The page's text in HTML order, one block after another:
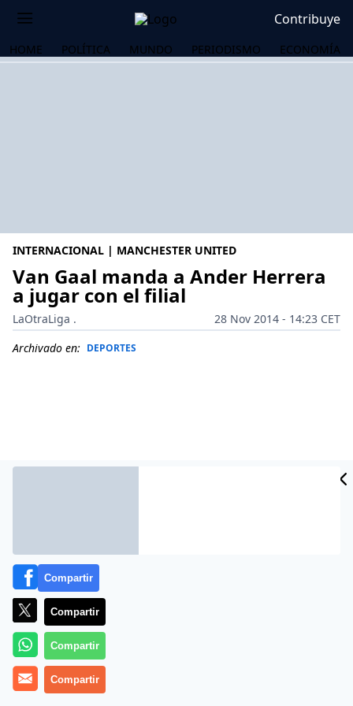
Contribuye
HOME POLÍTICA MUNDO PERIODISMO ECONOMÍA
INTERNACIONAL | MANCHESTER UNITED
Van Gaal manda a Ander Herrera
a jugar con el filial
LaOtraLiga .
28 Nov 2014 - 14:23 CET
Archivado en: DEPORTES
Más información
Compartir
Compartir
Compartir
Compartir